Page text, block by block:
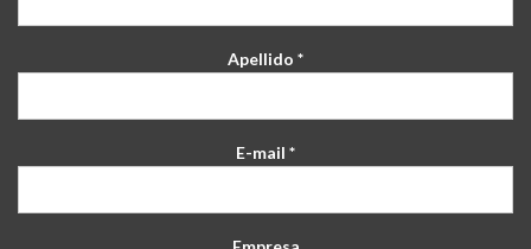
Apellido *
E-mail *